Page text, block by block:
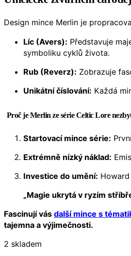
Design mince Merlin je
Líc (Avers): Představuje
symboliku cyklů života.
Rub (Reverz): Zobrazuje
Unikátní číslování: Každá
Proč je Merlin ze série Celtic Lore
Startovací mince série:
Extrémně nízký náklad:
Investice do umění:
„Magie ukrytá v ryzím
Fascinují vás další mince s
tajemna a výjimečnosti.
2 skladem